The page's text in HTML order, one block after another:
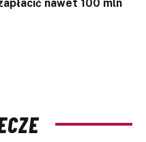
nawet 100 mln